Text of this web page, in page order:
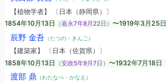
【植物学者】 〔日本（静岡県）〕
1854年10月13日
（嘉永7年8月22日） 〜1919年3月25日
辰野 金吾（たつの・きんご）
【建築家】 〔日本（佐賀県）〕
1858年10月13日
（安政5年9月7日） 〜1932年7月18日
渡部 鼎 （わたなべ・かなえ）